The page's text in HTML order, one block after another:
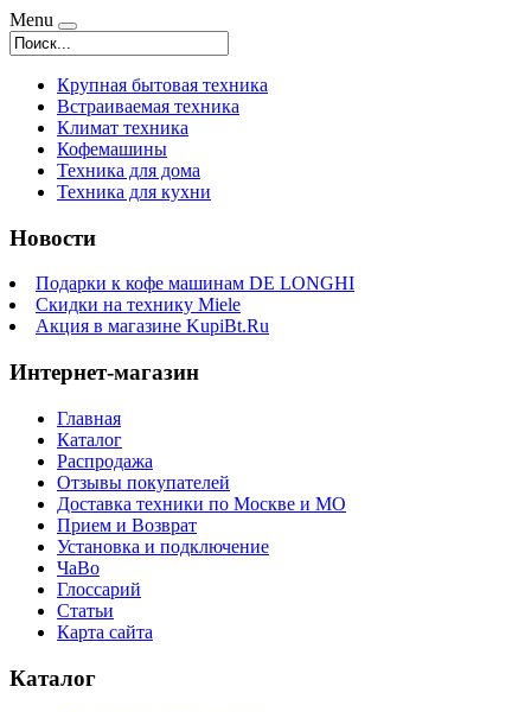
Menu
Крупная бытовая техника
Встраиваемая техника
Климат техника
Кофемашины
Техника для дома
Техника для кухни
Новости
Подарки к кофе машинам DE LONGHI
Скидки на технику Miele
Акция в магазине KupiBt.Ru
Интернет-магазин
Главная
Каталог
Распродажа
Отзывы покупателей
Доставка техники по Москве и МО
Прием и Возврат
Установка и подключение
ЧаВо
Глоссарий
Статьи
Карта сайта
Каталог